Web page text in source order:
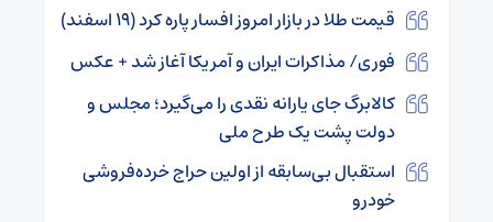
قیمت طلا در بازار امروز افسار پاره کرد (۱۹ اسفند)
فوری/ مذاکرات ایران و آمریکا آغاز شد + عکس
کالابرگ جای یارانه نقدی را می‌گیرد؛ مجلس و
دولت پشت یک طرح ملی
استقبال بی‌سابقه از اولین حراج خرده‌فروشی
خودرو